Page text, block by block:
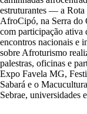
estruturantes — a
AfroCipó, na Serra do
com participação ativa
encontros nacionais e
sobre Afroturismo
palestras, oficinas e
Expo Favela MG,
Sabará e o
Sebrae, universidades